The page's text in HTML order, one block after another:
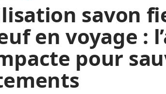
savon
en voyage :
pour